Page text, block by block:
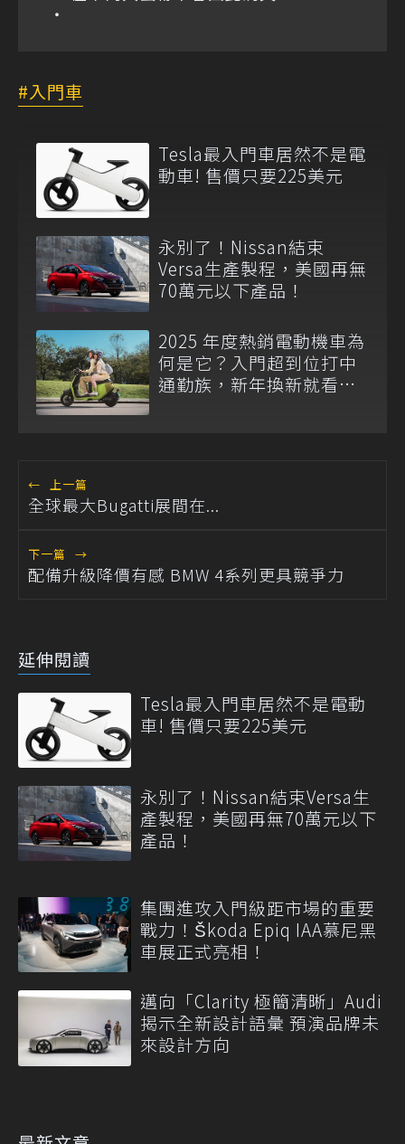
入門車
Tesla最入門車居然不是電
動車! 售價只要225美元
永別了！Nissan結束
Versa生產製程，美國再無
70萬元以下產品！
2025 年度熱銷電動機車為
何是它？入門超到位打中
通勤族，新年換新就看
← 上一篇
全球最大Bugatti展間在...
下一篇 →
配備升級降價有感 BMW 4系列更具競爭力
延伸閱讀
Tesla最入門車居然不是電動
車! 售價只要225美元
永別了！Nissan結束Versa生
產製程，美國再無70萬元以下
產品！
集團進攻入門級距市場的重要
戰力！Škoda Epiq IAA慕尼黑
車展正式亮相！
邁向「Clarity 極簡清晰」Audi
揭示全新設計語彙 預演品牌未
來設計方向